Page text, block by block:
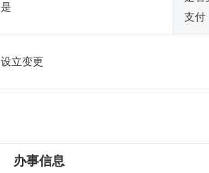
是
支付
设立变更
办事信息